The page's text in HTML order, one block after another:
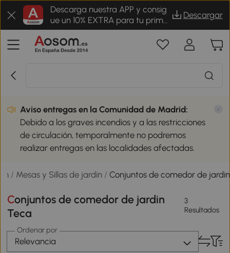
Descarga nuestra APP y consig
ue un 10% EXTRA para tu prime
r pedido
Descargar
Aviso entregas en la Comunidad de Madrid:
Debido a los graves incendios y a las restricciones
de circulación, temporalmente no podremos
realizar entregas en las localidades afectadas.
/ Mesas y Sillas de jardín /Conjuntos de comedor de jardin
Conjuntos de comedor de jardin
Teca
3
Resultados
Ordenar por
Relevancia